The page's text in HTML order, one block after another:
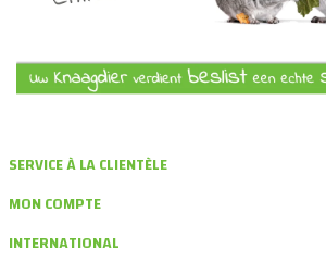
SERVICE À LA CLIENTÈLE
MON COMPTE
INTERNATIONAL